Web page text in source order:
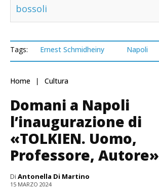
bossoli
Tags: Ernest Schmidheiny Napoli
Home Cultura
Domani a Napoli
l’inaugurazione di
«TOLKIEN. Uomo,
Professore, Autore»
Di Antonella Di Martino
15 MARZO 2024